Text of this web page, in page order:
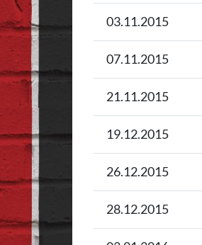
03.11.2015
07.11.2015
21.11.2015
19.12.2015
26.12.2015
28.12.2015